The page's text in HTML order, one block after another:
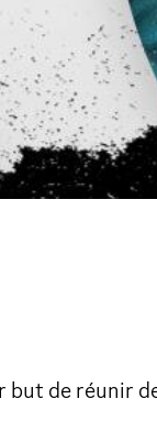
de réunir